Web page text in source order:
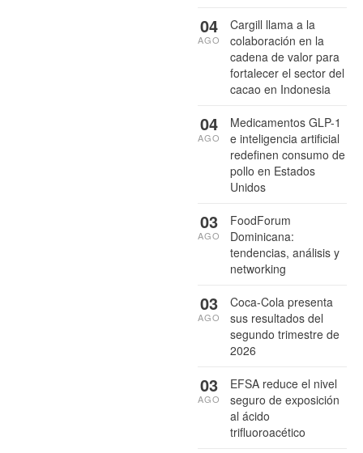
Cargill llama a la
colaboración en la
cadena de valor para
fortalecer el sector del
cacao en Indonesia
04
AGO
Medicamentos GLP-1
e inteligencia artificial
redefinen consumo de
pollo en Estados
Unidos
04
AGO
FoodForum
Dominicana:
tendencias, análisis y
networking
03
AGO
Coca-Cola presenta
sus resultados del
segundo trimestre de
2026
03
AGO
EFSA reduce el nivel
seguro de exposición
al ácido
trifluoroacético
03
AGO